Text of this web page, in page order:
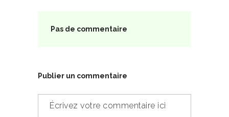
Pas de commentaire
Publier un commentaire